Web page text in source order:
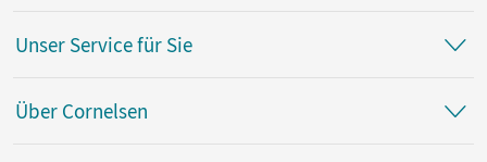
Unser Service für Sie
Über Cornelsen